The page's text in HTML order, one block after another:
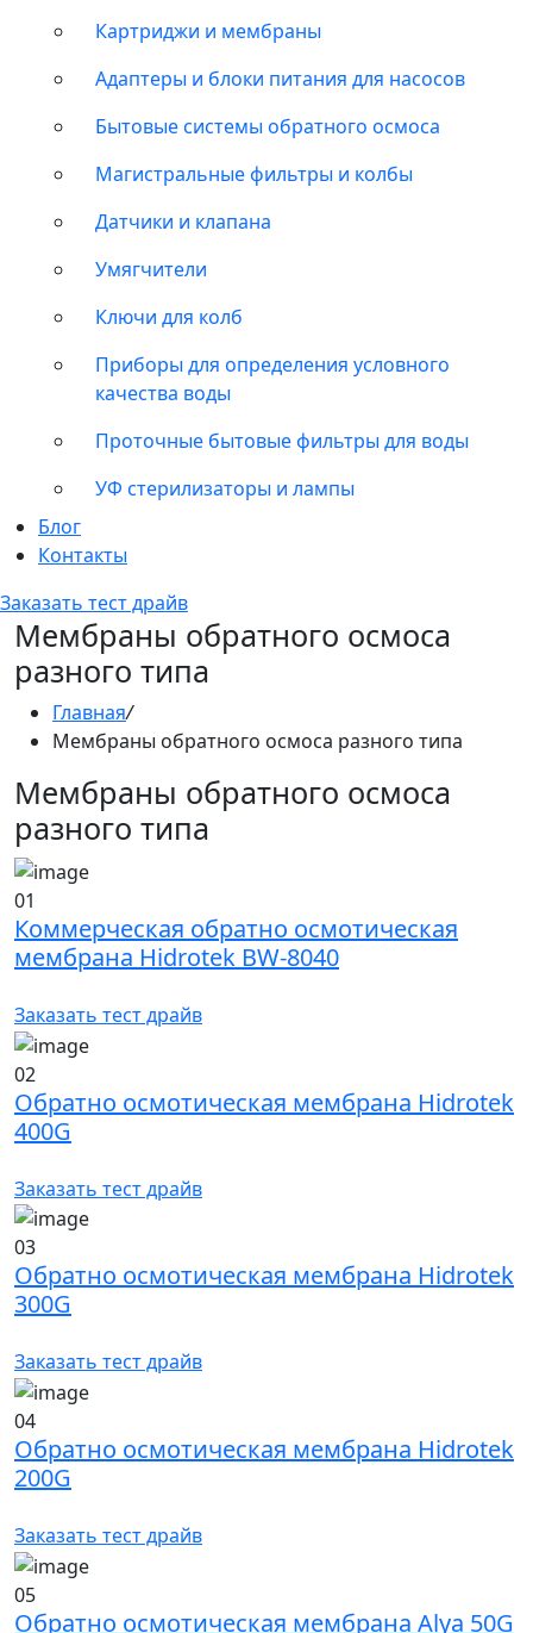
Картриджи и мембраны
Адаптеры и блоки питания для насосов
Бытовые системы обратного осмоса
Магистральные фильтры и колбы
Датчики и клапана
Умягчители
Ключи для колб
Приборы для определения условного
качества воды
Проточные бытовые фильтры для воды
УФ стерилизаторы и лампы
Блог
Контакты
Заказать тест драйв
Мембраны обратного осмоса
разного типа
Главная/
Мембраны обратного осмоса разного типа
Мембраны обратного осмоса
разного типа
01
Коммерческая обратно осмотическая
мембрана Hidrotek BW-8040
Заказать тест драйв
02
Обратно осмотическая мембрана Hidrotek
400G
Заказать тест драйв
03
Обратно осмотическая мембрана Hidrotek
300G
Заказать тест драйв
04
Обратно осмотическая мембрана Hidrotek
200G
Заказать тест драйв
05
Обратно осмотическая мембрана Alya 50G